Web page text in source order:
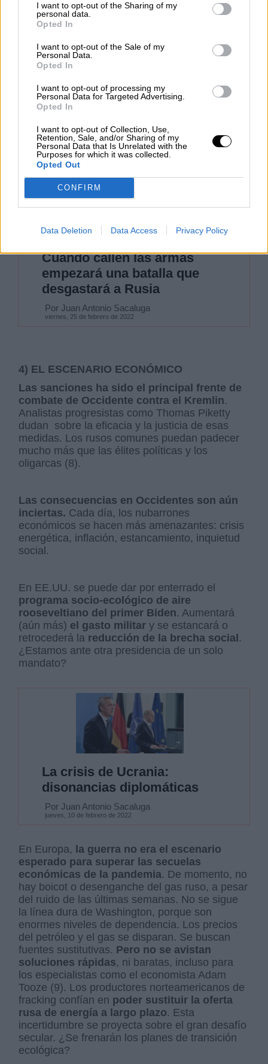
I want to opt-out of the Sharing of my
personal data.
Opted In
I want to opt-out of the Sale of my
Personal Data.
Opted In
I want to opt-out of processing my
Personal Data for Targeted Advertising.
Opted In
I want to opt-out of Collection, Use,
Retention, Sale, and/or Sharing of my
Personal Data that Is Unrelated with the
Purposes for which it was collected.
Opted Out
CONFIRM
Data Deletion Data Access Privacy Policy
Los recursos son limitados, las facturas de
los combustibles aprietan cada día más
comienza a prender cierto ambiente de
inquietud por la carestía de suministrosy los
medios anticipan el cansancio de las
guerraque en pocos días quedará relegada de
las portadas, cabeceras televisas y trinos de
quedará barrido por otro mucho más prosaico.
Cuando callen las armas
empezará una batalla que
desgastará a Rusia
Por Juan Antonio Sacaluga
viernes, 25 de febrero de 2022
4) EL ESCENARIO ECONÓMICO
Las sanciones ha sido el principal frente de
combate de Occidente contra el Kremlin.
Analistas progresistas como Thomas Piketty
dudan sobre la eficacia y la justicia de esas
medidas. Los rusos comunes puedan padecer
mucho más que las élites políticas y los
oligarcas (8).
Las consecuencias en Occidentes son aún
inciertas. Cada día, los nubarrones
económicos se hacen más amenazantes: crisis
energética, inflación, estancamiento, inquietud
social.
En EE.UU. se puede dar por enterrado el
programa socio-ecológico de aire
rooseveltiano del primer Biden. Aumentará
(aún más) el gasto militar y se estancará o
retrocederá la reducción de la brecha social.
¿Estamos ante otra presidencia de un solo
mandato?
La crisis de Ucrania:
disonancias diplomáticas
Por Juan Antonio Sacaluga
jueves, 10 de febrero de 2022
En Europa, la guerra no era el escenario
esperado para superar las secuelas
económicas de la pandemia. De momento, no
hay boicot o desenganche del gas ruso, a pesar
del ruido de las últimas semanas. No se sigue
la línea dura de Washington, porque son
enormes niveles de dependencia. Los precios
del petróleo y el gas se disparan. Se buscan
fuentes sustitutivas. Pero no se avistan
soluciones rápidas, ni baratas, incluso para
los especialistas como el economista Adam
Tooze (9). Los productores norteamericanos de
fracking confían en poder sustituir la oferta
rusa de energía a largo plazo. Esta
incertidumbre se proyecta sobre el gran desafío
secular. ¿Se frenarán los planes de transición
ecológica?